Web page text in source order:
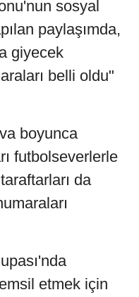
sosyal
paylaşımda,
giyecek
belli oldu"
boyunca
futbolseverlerle
da
etmek için